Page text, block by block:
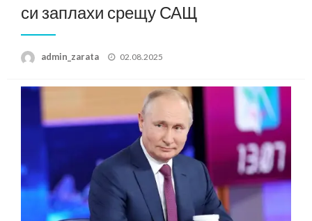
си заплахи срещу САЩ
admin_zarata
Posted
02.08.2025